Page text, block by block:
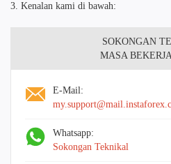
3. Kenalan kami di bawah:
SOKONGAN
MASA
E-Mail:
Whatsapp:
Sokongan Teknikal